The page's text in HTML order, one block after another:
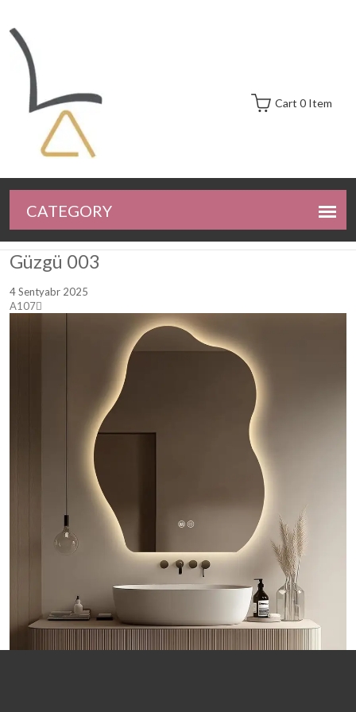
Cart 0 Item
Güzgü 003
4 Sentyabr 2025
A107